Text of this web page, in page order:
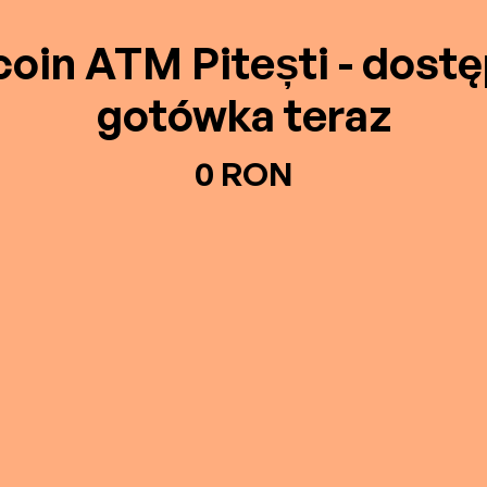
ATM Pitești -
gotówka teraz
0 RON